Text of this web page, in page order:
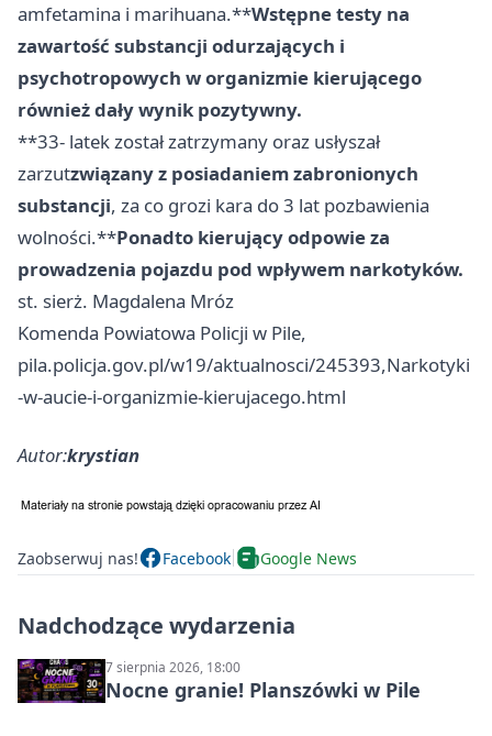
amfetamina i marihuana.**Wstępne testy na
zawartość substancji odurzających i
psychotropowych w organizmie kierującego
również dały wynik pozytywny.
**33- latek został zatrzymany oraz usłyszał
zarzutzwiązany z posiadaniem zabronionych
substancji, za co grozi kara do 3 lat pozbawienia
wolności.**Ponadto kierujący odpowie za
prowadzenia pojazdu pod wpływem narkotyków.
st. sierż. Magdalena Mróz
Komenda Powiatowa Policji w Pile,
pila.policja.gov.pl/w19/aktualnosci/245393,Narkotyki
-w-aucie-i-organizmie-kierujacego.html
Autor:krystian
Zaobserwuj nas! Facebook Google News
Nadchodzące wydarzenia
7 sierpnia 2026, 18:00
Nocne granie! Planszówki w Pile